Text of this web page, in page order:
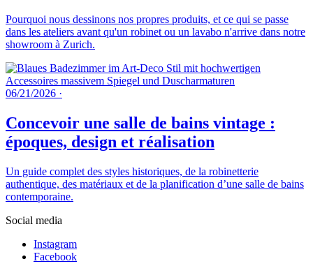
Pourquoi nous dessinons nos propres produits, et ce qui se passe
dans les ateliers avant qu'un robinet ou un lavabo n'arrive dans notre
showroom à Zurich.
06/21/2026 ·
Concevoir une salle de bains vintage :
époques, design et réalisation
Un guide complet des styles historiques, de la robinetterie
authentique, des matériaux et de la planification d’une salle de bains
contemporaine.
Social media
Instagram
Facebook